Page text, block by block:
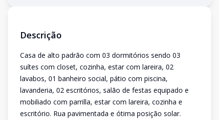
Descrição
Casa de alto padrão com 03 dormitórios sendo 03
suítes com closet, cozinha, estar com lareira, 02
lavabos, 01 banheiro social, pátio com piscina,
lavanderia, 02 escritórios, salão de festas equipado e
mobiliado com parrilla, estar com lareira, cozinha e
escritório. Rua pavimentada e ótima posição solar.